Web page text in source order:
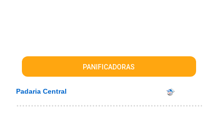
PANIFICADORAS
Padaria Central